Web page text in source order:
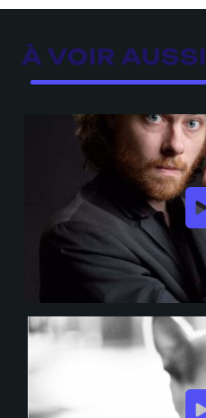
À VOIR AUSSI